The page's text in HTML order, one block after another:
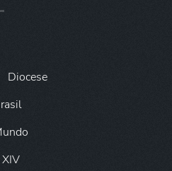
Diocese